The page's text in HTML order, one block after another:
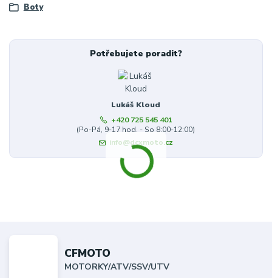
Boty
Potřebujete poradit?
Lukáš Kloud
+420 725 545 401
(Po-Pá, 9-17 hod. - So 8:00-12:00)
info@dcxmoto.cz
CFMOTO
MOTORKY/ATV/SSV/UTV